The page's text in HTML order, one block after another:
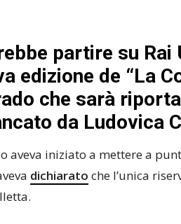
partire su
edizione de “La
che sarà
da Ludovica
aveva iniziato a mettere a
dichiarato che l’unica